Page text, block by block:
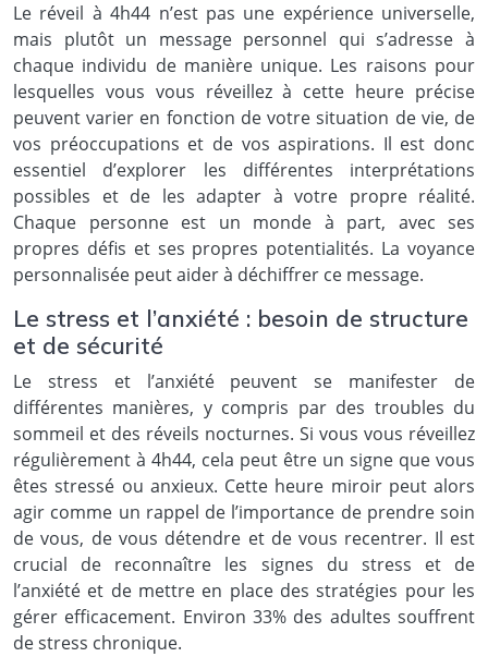
Le réveil à 4h44 n’est pas une expérience universelle,
mais plutôt un message personnel qui s’adresse à
chaque individu de manière unique. Les raisons pour
lesquelles vous vous réveillez à cette heure précise
peuvent varier en fonction de votre situation de vie, de
vos préoccupations et de vos aspirations. Il est donc
essentiel d’explorer les différentes interprétations
possibles et de les adapter à votre propre réalité.
Chaque personne est un monde à part, avec ses
propres défis et ses propres potentialités. La voyance
personnalisée peut aider à déchiffrer ce message.
Le stress et l’anxiété : besoin de structure
et de sécurité
Le stress et l’anxiété peuvent se manifester de
différentes manières, y compris par des troubles du
sommeil et des réveils nocturnes. Si vous vous réveillez
régulièrement à 4h44, cela peut être un signe que vous
êtes stressé ou anxieux. Cette heure miroir peut alors
agir comme un rappel de l’importance de prendre soin
de vous, de vous détendre et de vous recentrer. Il est
crucial de reconnaître les signes du stress et de
l’anxiété et de mettre en place des stratégies pour les
gérer efficacement. Environ 33% des adultes souffrent
de stress chronique.